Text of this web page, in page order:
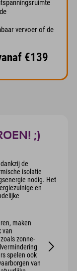
vervoer of de
€139
;)
de
isolatie
nodig. Het
en
maken
van
zonne-
spelen ook
van